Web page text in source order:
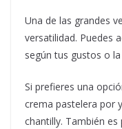
Una de las grandes
versatilidad. Puedes
según tus gustos o
Si prefieres una
crema pastelera por
chantilly. También